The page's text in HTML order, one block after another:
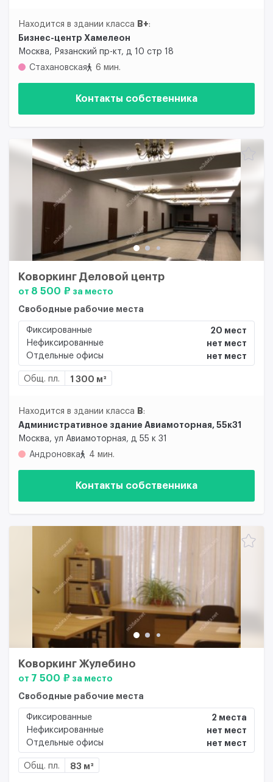
Находится в здании класса B+:
Бизнес-центр Хамелеон
Москва, Рязанский пр-кт, д 10 стр 18
Стахановская
6 мин.
Контакты собственника
Коворкинг Деловой центр
от 8 500 ₽ за место
Свободные рабочие места
Фиксированные
20 мест
Нефиксированные
нет мест
Отдельные офисы
нет мест
Общ. пл. 1 300 м²
Находится в здании класса B:
Административное здание Авиамоторная, 55к31
Москва, ул Авиамоторная, д 55 к 31
Андроновка
4 мин.
Контакты собственника
Коворкинг Жулебино
от 7 500 ₽ за место
Свободные рабочие места
Фиксированные
2 места
Нефиксированные
нет мест
Отдельные офисы
нет мест
Общ. пл. 83 м²